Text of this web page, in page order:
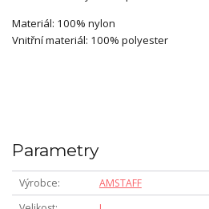
Materiál: 100% nylon
Vnitřní materiál: 100% polyester
Parametry
Výrobce
AMSTAFF